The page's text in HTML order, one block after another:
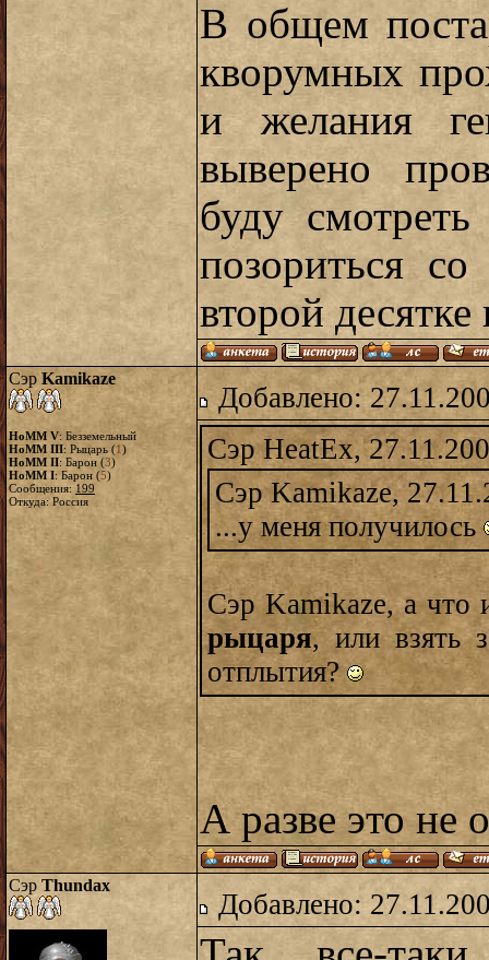
В общем
кворумных
и желания
выверено
буду
позориться
второй
Сэр Kamikaze
HoMM V: Безземельный
HoMM III: Рыцарь (1)
HoMM II: Барон (3)
HoMM I: Барон (5)
Сообщения: 199
Откуда: Россия
Добавлено:
Сэр HeatEx,
Сэр Kamikaze,
...у меня получилось
Сэр Kamikaze, а что
рыцаря, или взять
отплытия?
А разве это не
Сэр Thundax
Добавлено: